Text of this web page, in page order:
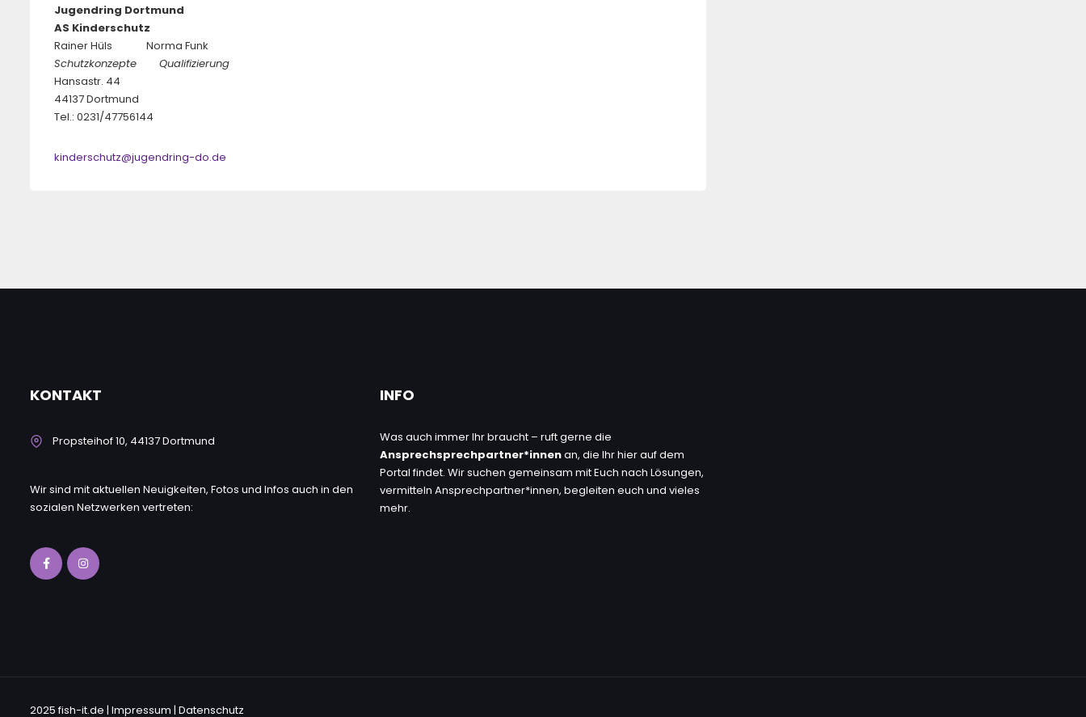
Jugendring Dortmund
AS Kinderschutz
Rainer Hüls Norma Funk
Schutzkonzepte Qualifizierung
Hansastr. 44
44137 Dortmund
Tel.: 0231/47756144
kinderschutz@jugendring-do.de
KONTAKT
Propsteihof 10, 44137 Dortmund
Wir sind mit aktuellen Neuigkeiten, Fotos und Infos auch in den
sozialen Netzwerken vertreten:
INFO
Was auch immer Ihr braucht – ruft gerne die
Ansprechsprechpartner*innenan, die Ihr hier auf dem
Portal findet. Wir suchen gemeinsam mit Euch nach Lösungen,
vermitteln Ansprechpartner*innen, begleiten euch und vieles
mehr.
2025 fish-it.de | lmpressum | Datenschutz